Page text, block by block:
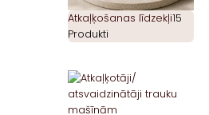
Atkaļķošanas līdzekļi15
Produkti